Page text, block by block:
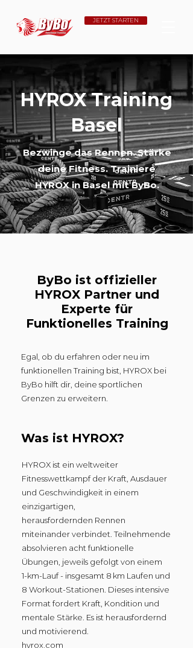
JETZT STARTEN
HYROX Training
Basel
Bezwinge das Rennen. Stärke
deine Fitness. Trainiere
HYROX in Basel mit ByBo.
ByBo ist offizieller
HYROX Partner und
Experte für
Funktionelles Training
Egal, ob du erfahren oder neu im
funktionellen Training bist, HYROX bei
ByBo hilft dir, deine sportlichen
Grenzen zu erweitern.
Was ist HYROX?
HYROX ist ein weltweiter
Fitnesswettkampf der Kraft, Ausdauer
und Geschwindigkeit in einem
einzigartigen,
herausfordernden Rennen
miteinander verbindet. Teilnehmende
absolvieren acht funktionelle
Übungen, jeweils gefolgt von einem
1‑km‑Lauf - insgesamt 8 km Laufen und
8 Workout-Stationen. Dieses intensive
Format fordert Kraft, Kondition und
mentale Stärke. Es ist herausfordernd
und motivierend.
hyrox.com